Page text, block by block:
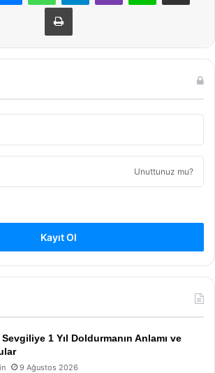
Yazdır
Unuttunuz mu?
Kayıt Ol
1 Yıl Doldurmanın Anlamı ve
9 Ağustos 2026